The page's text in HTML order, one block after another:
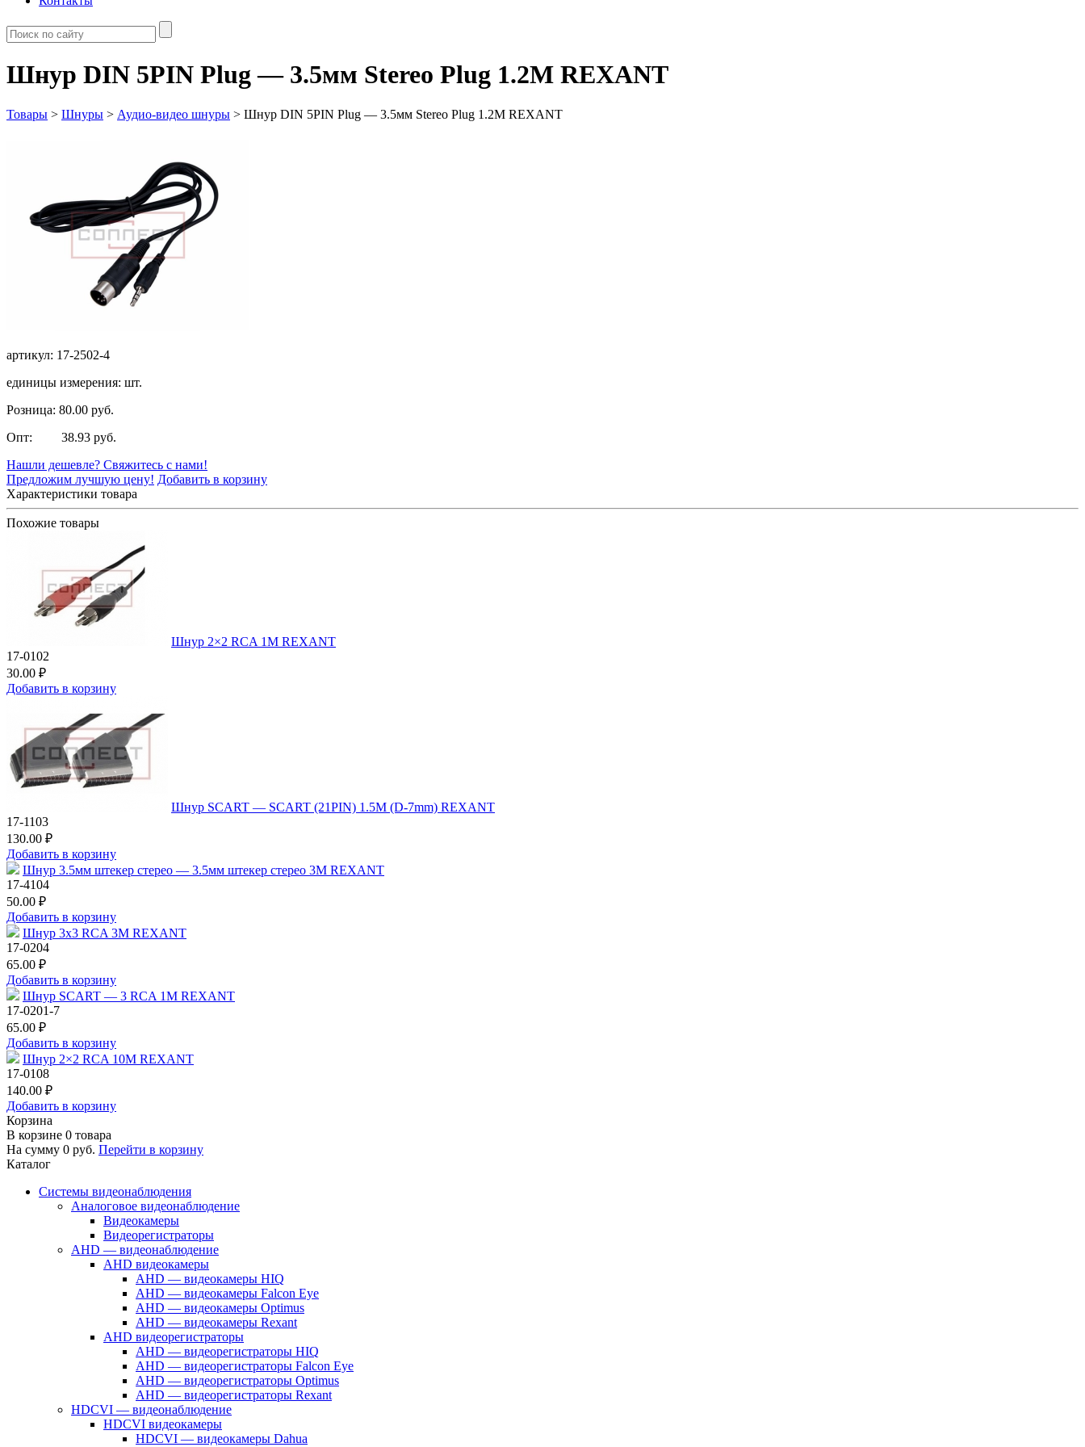
Шнур DIN 5PIN Plug — 3.5мм Stereo Plug 1.2М REXANT
Товары > Шнуры > Аудио-видео шнуры > Шнур DIN 5PIN Plug — 3.5мм Stereo Plug 1.2М REXANT
артикул: 17-2502-4
единицы измерения: шт.
Розница: 80.00 руб.
Опт: 38.93 руб.
Нашли дешевле? Свяжитесь с нами!
Предложим лучшую цену! Добавить в корзину
Характеристики товара
Похожие товары
Шнур 2×2 RCA 1М REXANT
17-0102
30.00 ₽
Добавить в корзину
Шнур SCART — SCART (21PIN) 1.5М (D-7mm) REXANT
17-1103
130.00 ₽
Добавить в корзину
Шнур 3.5мм штекер стерео — 3.5мм штекер стерео 3М REXANT
17-4104
50.00 ₽
Добавить в корзину
Шнур 3х3 RCA 3М REXANT
17-0204
65.00 ₽
Добавить в корзину
Шнур SCART — 3 RCA 1М REXANT
17-0201-7
65.00 ₽
Добавить в корзину
Шнур 2×2 RCA 10М REXANT
17-0108
140.00 ₽
Добавить в корзину
Корзина
В корзине 0 товара
На сумму 0 руб. Перейти в корзину
Каталог
Системы видеонаблюдения
Аналоговое видеонаблюдение
Видеокамеры
Видеорегистраторы
AHD — видеонаблюдение
AHD видеокамеры
AHD — видеокамеры HIQ
AHD — видеокамеры Falcon Eye
AHD — видеокамеры Optimus
AHD — видеокамеры Rexant
AHD видеорегистраторы
AHD — видеорегистраторы HIQ
AHD — видеорегистраторы Falcon Eye
AHD — видеорегистраторы Optimus
AHD — видеорегистраторы Rexant
HDCVI — видеонаблюдение
HDCVI видеокамеры
HDCVI — видеокамеры Dahua